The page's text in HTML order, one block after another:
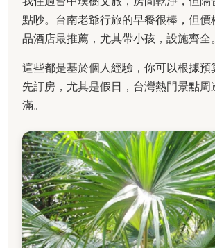
點吵。台南老爺行旅的早餐很棒，但價
品酒店最推薦，尤其帶小孩，設施齊全。
這些都是基於個人經驗，你可以根據
先訂房，尤其是假日，台灣熱門景點周
滿。